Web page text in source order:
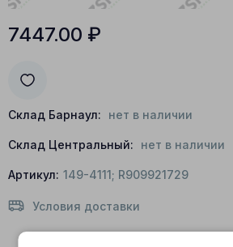
7447.00 ₽
Склад Барнаул: нет в наличии
Склад Центральный: нет в наличии
Артикул: 149-4111; R909921729
Условия доставки